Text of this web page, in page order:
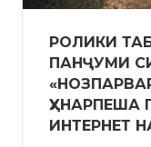
РОЛИКИ
ПАНҶУМИ
ҲУНАРПЕША
ИНТЕРНЕТ